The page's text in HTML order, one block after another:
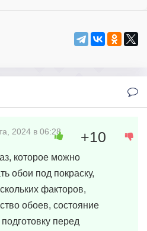
2024 в 06:28
которое можно
обои под покраску,
факторов,
обоев, состояние
перед
+10